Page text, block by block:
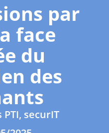
par
face
du
des
, securIT